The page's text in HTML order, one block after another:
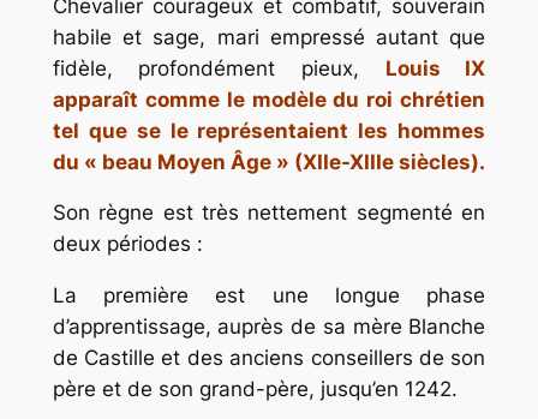
Chevalier courageux et combatif, souverain
habile et sage, mari empressé autant que
fidèle, profondément pieux, Louis IX
apparaît comme le modèle du roi chrétien
tel que se le représentaient les hommes
du « beau Moyen Âge » (XIIe-XIIIe siècles).
Son règne est très nettement segmenté en
deux périodes :
La première est une longue phase
d’apprentissage, auprès de sa mère Blanche
de Castille et des anciens conseillers de son
père et de son grand-père, jusqu’en 1242.